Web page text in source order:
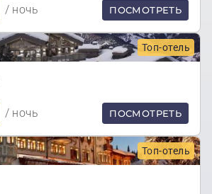
/ ночь ПОСМОТРЕТЬ
Топ-отель
/ ночь ПОСМОТРЕТЬ
Топ-отель